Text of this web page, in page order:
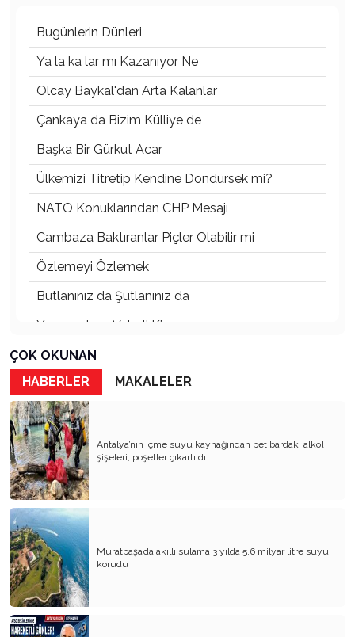
Bugünlerin Dünleri
Ya la ka lar mı Kazanıyor Ne
Olcay Baykal'dan Arta Kalanlar
Çankaya da Bizim Külliye de
Başka Bir Gürkut Acar
Ülkemizi Titretip Kendine Döndürsek mi?
NATO Konuklarından CHP Mesajı
Cambaza Baktıranlar Piçler Olabilir mi
Özlemeyi Özlemek
Butlanınız da Şutlanınız da
Yaşananların Vebali Kim
Siyasetin Kökleri Köklerin Siyaseti
Nereye CHP Nereye
Öf Öf de Öf Öf
Birbirimizi Anlasak mı
Kapitalist Yaşam Tarzına İslami Ekonomi
Mayıs’ta öldürüldük, Haziran’da direndik.
İki Miras T.C ve CHP
Atanı Tanımak Gurur Verir
Entel Entel İşletiliyoruz
Soysuzluk Nerede ve Nasıl Başlar
ÇOK OKUNAN
HABERLER
MAKALELER
Antalya’nın içme suyu kaynağından pet bardak, alkol
şişeleri, poşetler çıkartıldı
Muratpaşa’da akıllı sulama 3 yılda 5,6 milyar litre suyu
korudu